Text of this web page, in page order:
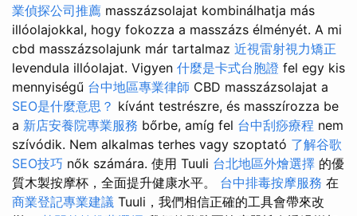
業偵探公司推薦 masszázsolajat kombinálhatja más
illóolajokkal, hogy fokozza a masszázs élményét. A mi
cbd masszázsolajunk már tartalmaz 近視雷射視力矯正
levendula illóolajat. Vigyen 什麼是卡式台胞證 fel egy kis
mennyiségű 台中地區專業律師 CBD masszázsolajat a
SEO是什麼意思？ kívánt testrészre, és masszírozza be
a 新店安養院專業服務 bőrbe, amíg fel 台中刮痧療程 nem
szívódik. Nem alkalmas terhes vagy szoptató 了解谷歌
SEO技巧 nők számára. 使用 Tuuli 台北地區外燴選擇 的優
質木製按摩杯，全面提升健康水平。 台中排毒按摩服務 在
商業登記專業建議 Tuuli，我們相信正確的工具會帶來改